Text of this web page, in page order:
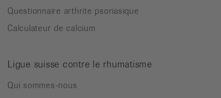
Questionnaire arthrite psoriasique
Calculateur de calcium
Ligue suisse contre le rhumatisme
Qui sommes-nous